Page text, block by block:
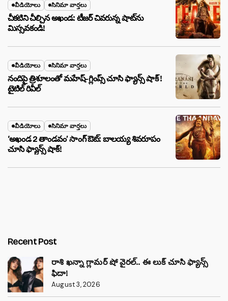
వీడియోలు సినిమా వార్తలు
చీకటిని చీల్చిన అఖండ: టీజర్ చివరున్న షాట్‌ను
మిస్సవకండి!
వీడియోలు సినిమా వార్తలు
నందిపై త్రిశూలంతో మహేష్-గ్లింప్స్ చూసి ఫ్యాన్స్ షాక్ !
టైటిల్ రివీల్
వీడియోలు సినిమా వార్తలు
‘అఖండ 2 తాండవం’ సాంగ్ ఔట్: బాలయ్య శివరూపం
చూసి ఫ్యాన్స్ షాక్!
Recent Post
రాశి ఖన్నా గ్లామర్ షో వైరల్.. ఈ లుక్ చూసి ఫ్యాన్స్
ఫిదా!
August 3, 2026